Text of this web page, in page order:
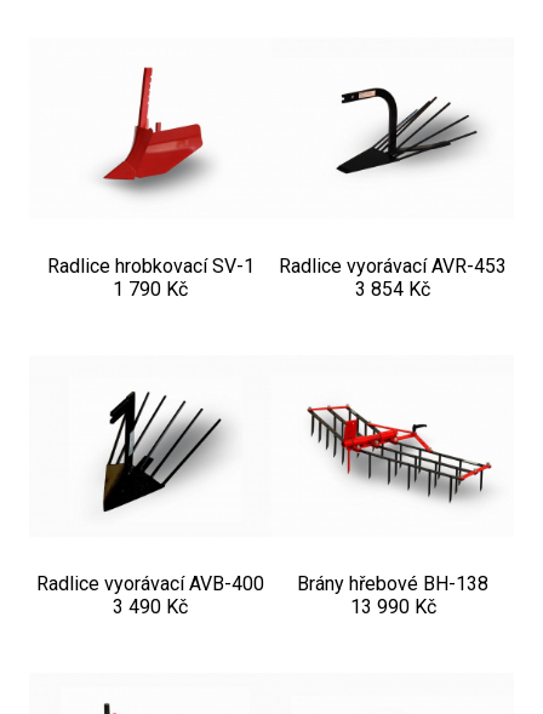
Radlice hrobkovací SV-1
1 790 Kč
Radlice vyorávací AVR-453
3 854 Kč
Radlice vyorávací AVB-400
3 490 Kč
Brány hřebové BH-138
13 990 Kč